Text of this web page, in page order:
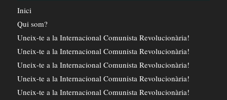
Inici
Qui som?
Uneix-te a la Internacional Comunista Revolucionària!
Uneix-te a la Internacional Comunista Revolucionària!
Uneix-te a la Internacional Comunista Revolucionària!
Uneix-te a la Internacional Comunista Revolucionària!
Uneix-te a la Internacional Comunista Revolucionària!